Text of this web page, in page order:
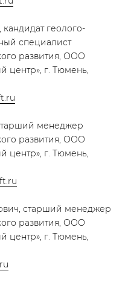
геолого-
специалист
развития, ООО
центр», г. Тюмень,
менеджер
развития, ООО
центр», г. Тюмень,
старший менеджер
развития, ООО
центр», г. Тюмень,